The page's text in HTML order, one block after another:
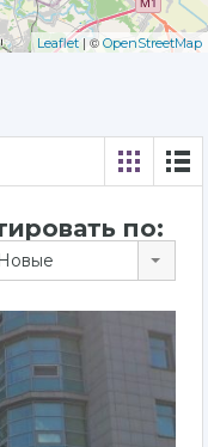
Leaflet | © OpenStreetMap
по: